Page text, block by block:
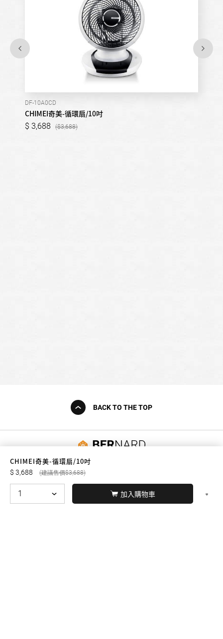
CHIMEI奇美-循環扇/10吋
3,688 3,688
加入購物車
DF-10A0CD
CHIMEI奇美-循環扇/10吋
3,688 3,688
BACK TO THE TOP
© BERNARD 2021 WEBDESIGN